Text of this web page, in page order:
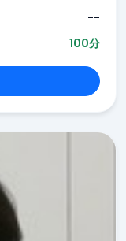
--
100分